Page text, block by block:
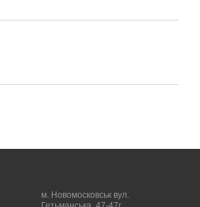
м. Новомосковськ вул.